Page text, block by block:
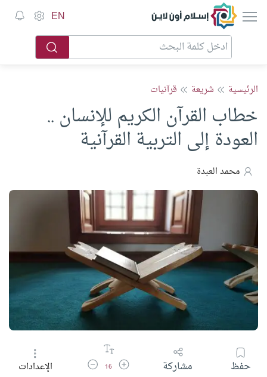
إسلام أون لاين EN
الرئيسية شريعة قرآنيات
خطاب القرآن الكريم للإنسان ..
العودة إلى التربية القرآنية
محمد العبدة
حفظ مشاركة زيادة حجم الخط
16 تقليل حجم الخطالإعدادات